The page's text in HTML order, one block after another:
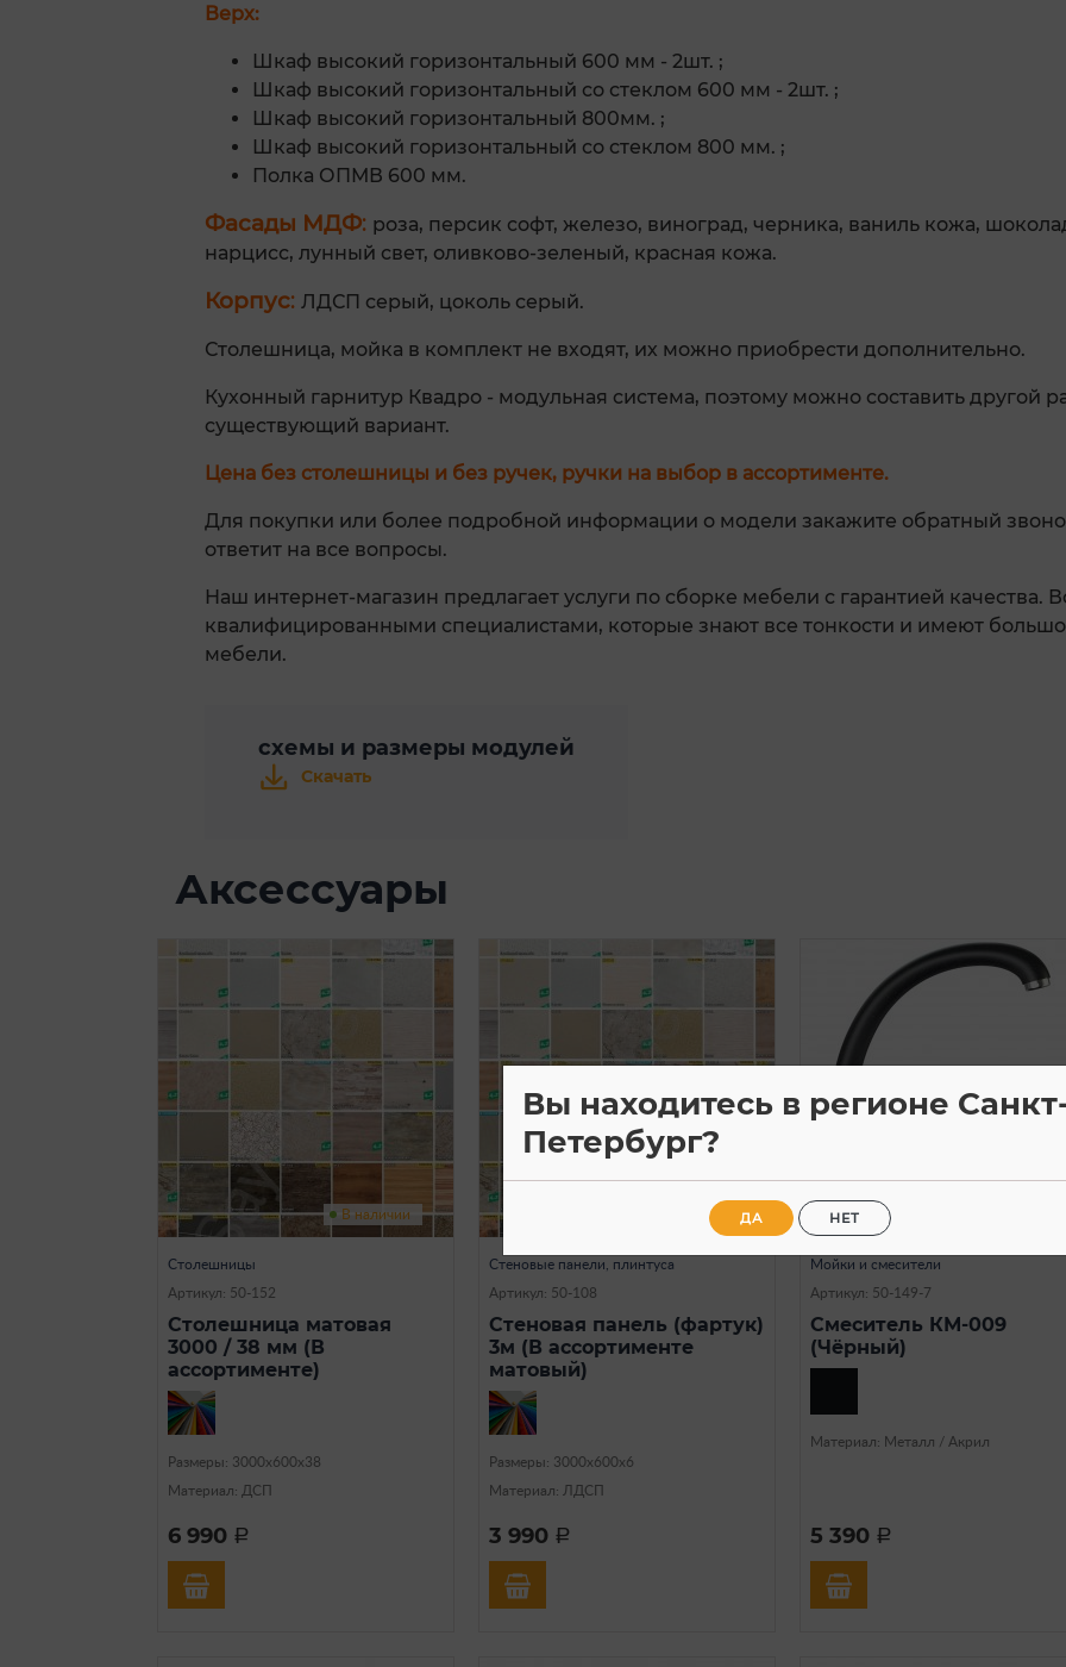
Верх:
Шкаф высокий горизонтальный 600 мм - 2шт. ;
Шкаф высокий горизонтальный со стеклом 600 мм - 2шт. ;
Шкаф высокий горизонтальный 800мм. ;
Шкаф высокий горизонтальный со стеклом 800 мм. ;
Полка ОПМВ 600 мм.
Фасады МДФ: роза, персик софт, железо, виноград, черника, ваниль кожа,
нарцисс, лунный свет, оливково-зеленый, красная кожа.
Корпус: ЛДСП серый, цоколь серый.
Столешница, мойка в комплект не входят, их можно приобрести дополнительно.
Кухонный гарнитур Квадро - модульная система, поэтому можно составить другой
существующий вариант.
Цена без столешницы и без ручек, ручки на выбор в ассортименте.
Для покупки или более подробной информации о модели закажите обратный
ответит на все вопросы.
Наш интернет-магазин предлагает услуги по сборке мебели с гарантией качества.
квалифицированными специалистами, которые знают все тонкости и имеют
мебели.
схемы и размеры модулей
Скачать
Аксессуары
В наличии
Столешницы
Артикул: 50-152
Столешница матовая
3000 / 38 мм (В
ассортименте)
Размеры: 3000х600х38
Материал: ДСП
6 990 a
В наличии
Стеновые панели, плинтуса
Артикул: 50-108
Стеновая панель (фартук)
3м (В ассортименте
матовый)
Размеры: 3000х600х6
Материал: ЛДСП
3 990 a
Мойки и смесители
Артикул: 50-149-7
Смеситель КМ-009
(Чёрный)
Материал: Металл / Акрил
5 390 a
Вы находитесь в регионе
Петербург?
ДА НЕТ